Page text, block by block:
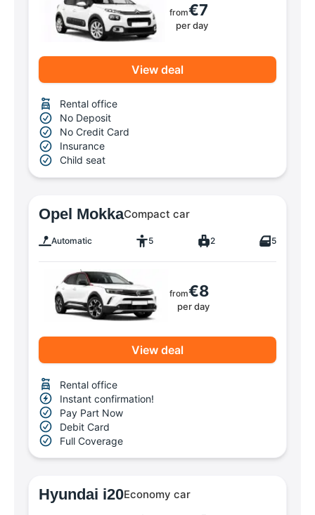
from€7
per day
View deal
Rental office
No Deposit
No Credit Card
Insurance
Child seat
Opel MokkaCompact car
Automatic 5 2 5
from€8
per day
View deal
Rental office
Instant confirmation!
Pay Part Now
Debit Card
Full Coverage
Hyundai i20Economy car